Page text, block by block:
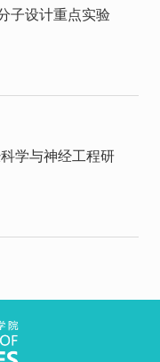
子设计重点实验
学与神经工程研